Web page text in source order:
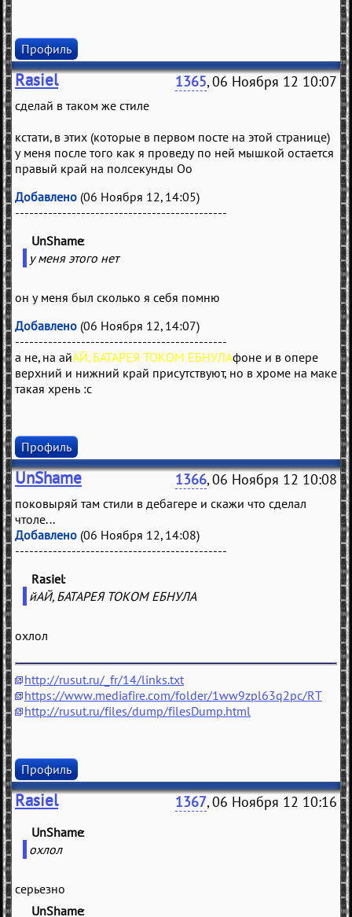
Профиль
Rasiel 1365, 06 Ноября 12 10:07
сделай в таком же стиле
кстати, в этих (которые в первом посте на этой странице)
у меня после того как я проведу по ней мышкой остается
правый край на полсекунды Оо
Добавлено (06 Ноября 12, 14:05)
---------------------------------------------
UnShame
у меня этого нет
он у меня был сколько я себя помню
Добавлено (06 Ноября 12, 14:07)
---------------------------------------------
а не, на айАЙ, БАТАРЕЯ ТОКОМ ЕБНУЛАфоне и в опере
верхний и нижний край присутствуют, но в хроме на маке
такая хрень :с
Профиль
UnShame 1366, 06 Ноября 12 10:08
поковыряй там стили в дебагере и скажи что сделал
чтоле...
Добавлено (06 Ноября 12, 14:08)
---------------------------------------------
Rasiel
йАЙ, БАТАРЕЯ ТОКОМ ЕБНУЛА
охлол
http://rusut.ru/_fr/14/links.txt
https://www.mediafire.com/folder/1ww9zpl63q2pc/RT
http://rusut.ru/files/dump/filesDump.html
Профиль
Rasiel 1367, 06 Ноября 12 10:16
UnShame
охлол
серьезно
UnShame